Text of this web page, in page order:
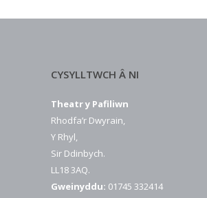
CYSYLLTWCH Â NI
Theatr y Pafiliwn
Rhodfa’r Dwyrain,
Y Rhyl,
Sir Ddinbych.
LL18 3AQ.
Gweinyddu: 01745 332414